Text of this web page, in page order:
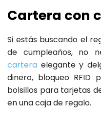
Cartera con
Si estás buscando el
de cumpleaños, no
cartera elegante y
dinero, bloqueo RFID
bolsillos para tarjetas
en una caja de regalo.